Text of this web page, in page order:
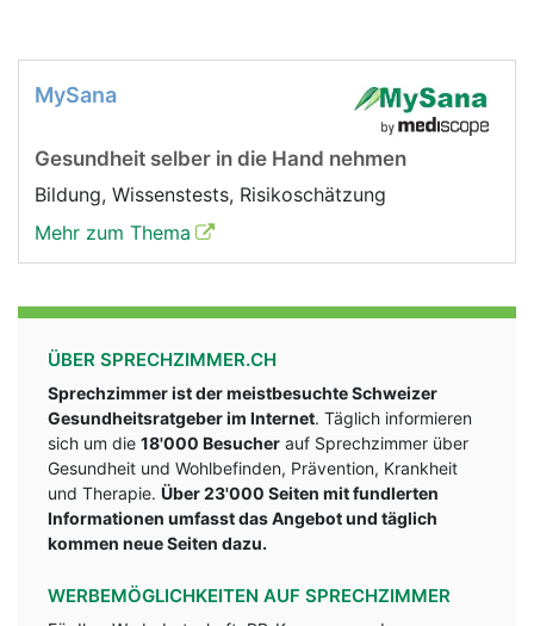
MySana
Gesundheit selber in die Hand nehmen
Bildung, Wissenstests, Risikoschätzung
Mehr zum Thema
ÜBER SPRECHZIMMER.CH
Sprechzimmer ist der meistbesuchte Schweizer
Gesundheitsratgeber im Internet. Täglich informieren
sich um die 18'000 Besucher auf Sprechzimmer über
Gesundheit und Wohlbefinden, Prävention, Krankheit
und Therapie. Über 23'000 Seiten mit fundlerten
Informationen umfasst das Angebot und täglich
kommen neue Seiten dazu.
WERBEMÖGLICHKEITEN AUF SPRECHZIMMER